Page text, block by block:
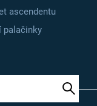
ascendentu
palačinky